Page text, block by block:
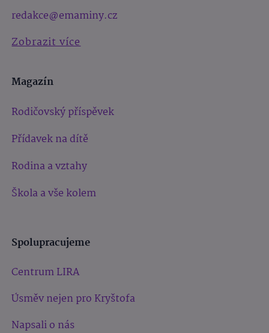
redakce@emaminy.cz
Zobrazit více
Magazín
Rodičovský příspěvek
Přídavek na dítě
Rodina a vztahy
Škola a vše kolem
Spolupracujeme
Centrum LIRA
Úsměv nejen pro Kryštofa
Napsali o nás